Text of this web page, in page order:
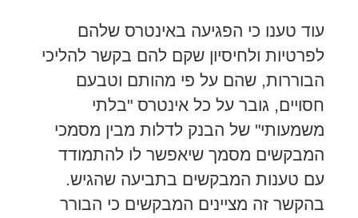
עוד טענו כי הפגיעה באינטרס שלהם
לפרטיות ולחיסיון שקם להם בקשר להליכי
הבוררות, שהם על פי מהותם וטבעם
חסויים, גובר על כל אינטרס "בלתי
משמעותי" של הבנק לדלות מבין מסמכי
המבקשים מסמך שיאפשר לו להתמודד
עם טענות המבקשים בתביעה שהגיש.
בהקשר זה מציינים המבקשים כי הבורר